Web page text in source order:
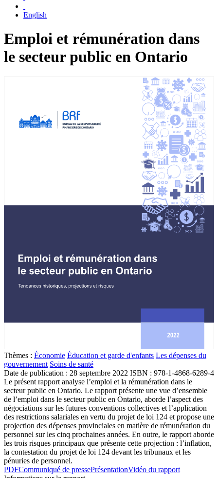
English
Emploi et rémunération dans
le secteur public en Ontario
Thèmes : Économie Éducation et garde d'enfants Les dépenses du
gouvernement Soins de santé
Date de publication : 28 septembre 2022 ISBN : 978-1-4868-6289-4
Le présent rapport analyse l’emploi et la rémunération dans le
secteur public en Ontario. Le rapport présente une vue d’ensemble
de l’emploi dans le secteur public en Ontario, aborde l’aspect des
négociations sur les futures conventions collectives et l’application
des restrictions salariales en vertu du projet de loi 124 et propose une
projection des dépenses provinciales en matière de rémunération du
personnel sur les cinq prochaines années. En outre, le rapport aborde
les trois risques principaux que présente cette projection : l’inflation,
la contestation du projet de loi 124 devant les tribunaux et les
pénuries de personnel.
PDFCommuniqué de pressePrésentationVidéo du rapport